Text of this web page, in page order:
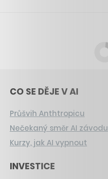
CO SE DĚJE V AI
Průšvih Anthtropicu
Nečekaný směr AI závodu
Kurzy, jak AI vypnout
INVESTICE